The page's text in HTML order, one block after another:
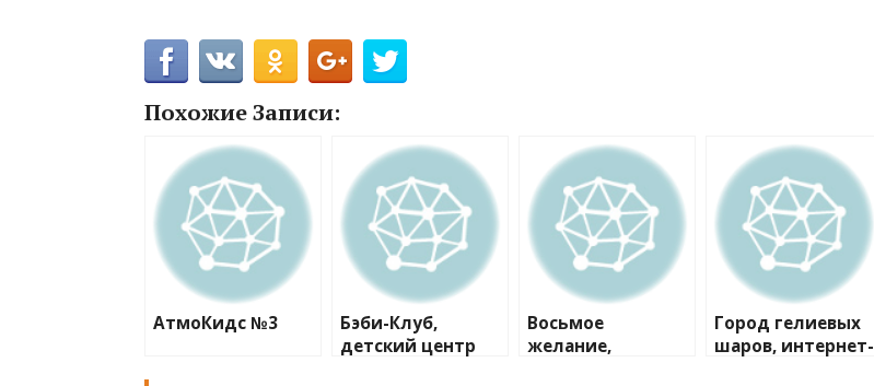
Похожие Записи:
АтмоКидс №3
Бэби-Клуб,
детский центр
Восьмое
желание,
Город гелиевых
шаров, интернет-